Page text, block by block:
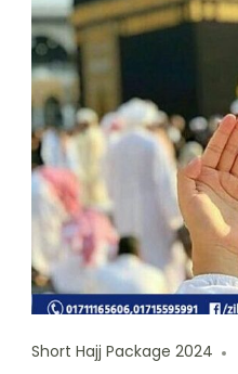
Short Hajj Package 2024